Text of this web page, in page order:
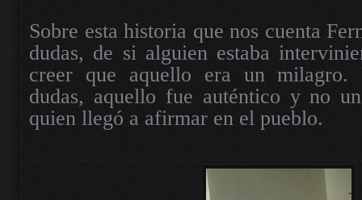
Sobre esta historia que nos cuenta
dudas, de si alguien estaba
creer que aquello era un milagro.
dudas, aquello fue auténtico y no
quien llegó a afirmar en el pueblo.